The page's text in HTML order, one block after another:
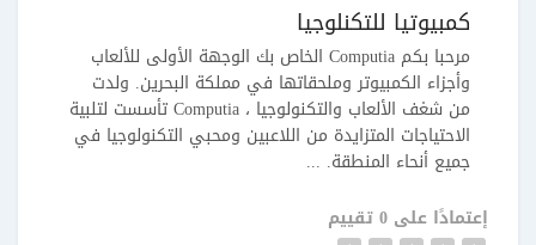
كمبيوتيا للتكنلوجيا
مرحبا بكم Computia الخاص بك الوجهة الأولى للألعاب
وأجزاء الكمبيوتر وملحقاتها في مملكة البحرين. ولدت
من شغف الألعاب والتكنولوجيا ، Computia تأسست لتلبية
الاحتياجات المتزايدة من اللاعبين ومحبي التكنولوجيا في
جميع أنحاء المنطقة. ...
إعتمادًا على 0 تقييم